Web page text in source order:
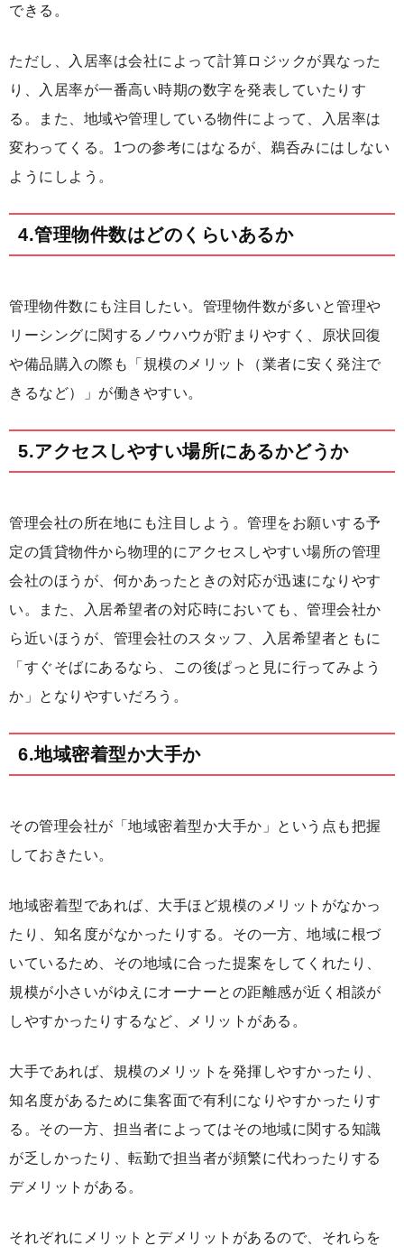
できる。
ただし、入居率は会社によって計算ロジックが異なった
り、入居率が一番高い時期の数字を発表していたりす
る。また、地域や管理している物件によって、入居率は
変わってくる。1つの参考にはなるが、鵜呑みにはしない
ようにしよう。
4.管理物件数はどのくらいあるか
管理物件数にも注目したい。管理物件数が多いと管理や
リーシングに関するノウハウが貯まりやすく、原状回復
や備品購入の際も「規模のメリット（業者に安く発注で
きるなど）」が働きやすい。
5.アクセスしやすい場所にあるかどうか
管理会社の所在地にも注目しよう。管理をお願いする予
定の賃貸物件から物理的にアクセスしやすい場所の管理
会社のほうが、何かあったときの対応が迅速になりやす
い。また、入居希望者の対応時においても、管理会社か
ら近いほうが、管理会社のスタッフ、入居希望者ともに
「すぐそばにあるなら、この後ぱっと見に行ってみよう
か」となりやすいだろう。
6.地域密着型か大手か
その管理会社が「地域密着型か大手か」という点も把握
しておきたい。
地域密着型であれば、大手ほど規模のメリットがなかっ
たり、知名度がなかったりする。その一方、地域に根づ
いているため、その地域に合った提案をしてくれたり、
規模が小さいがゆえにオーナーとの距離感が近く相談が
しやすかったりするなど、メリットがある。
大手であれば、規模のメリットを発揮しやすかったり、
知名度があるために集客面で有利になりやすかったりす
る。その一方、担当者によってはその地域に関する知識
が乏しかったり、転勤で担当者が頻繁に代わったりする
デメリットがある。
それぞれにメリットとデメリットがあるので、それらを